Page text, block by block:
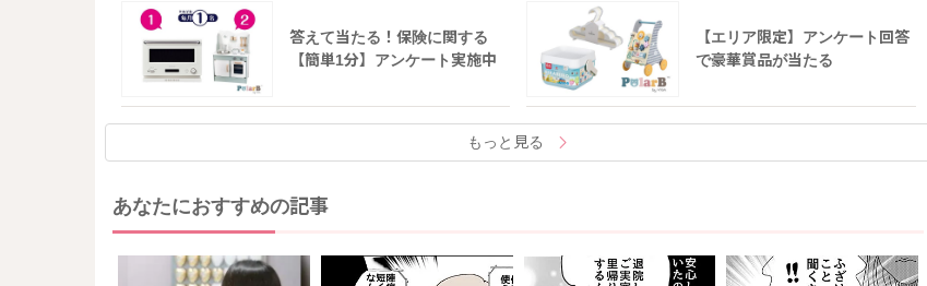
答えて当たる！保険に関する
【簡単1分】アンケート実施中
【エリア限定】アンケート回答
で豪華賞品が当たる
もっと見る
あなたにおすすめの記事